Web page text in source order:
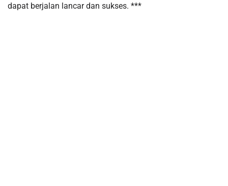
dapat berjalan lancar dan sukses. ***